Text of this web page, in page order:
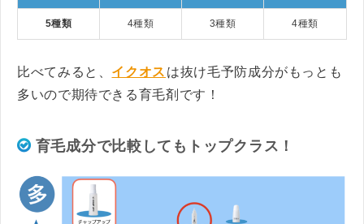
5種類 4種類 3種類 4種類
比べてみると、 イクオス は抜け毛予防成分がもっとも
多いので期待できる育毛剤です！
育毛成分で比較してもトップクラス！